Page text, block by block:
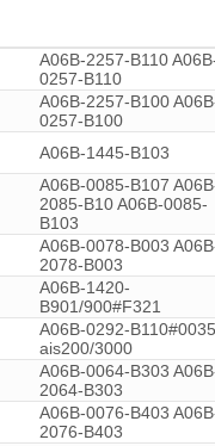
A06B-2257-B110
0257-B110
A06B-2257-B100
0257-B100
A06B-1445-B103
A06B-0085-B107
2085-B10 A06B-0085-
B103
A06B-0078-B003
2078-B003
A06B-1420-
B901/900#F321
A06B-0292-B110#0035
ais200/3000
A06B-0064-B303
2064-B303
A06B-0076-B403
2076-B403